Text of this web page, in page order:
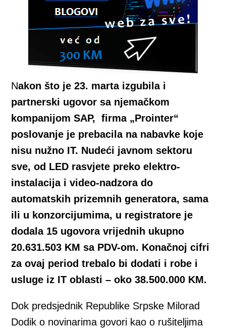
Nakon što je 23. marta izgubila i
partnerski ugovor sa njemačkom
kompanijom SAP, firma „Prointer“
poslovanje je prebacila na nabavke koje
nisu nužno IT. Nudeći javnom sektoru
sve, od LED rasvjete preko elektro-
instalacija i video-nadzora do
automatskih prizemnih generatora, sama
ili u konzorcijumima, u registratore je
dodala 15 ugovora vrijednih ukupno
20.631.503 KM sa PDV-om. Konačnoj cifri
za ovaj period trebalo bi dodati i robe i
usluge iz IT oblasti – oko 38.500.000 KM.
Dok predsjednik Republike Srpske Milorad
Dodik o novinarima govori kao o rušiteljima